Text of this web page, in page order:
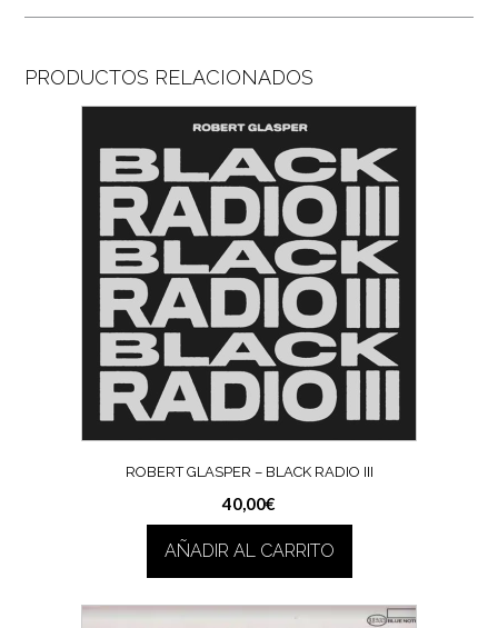
PRODUCTOS RELACIONADOS
ROBERT GLASPER – BLACK RADIO III
40,00€
AÑADIR AL CARRITO